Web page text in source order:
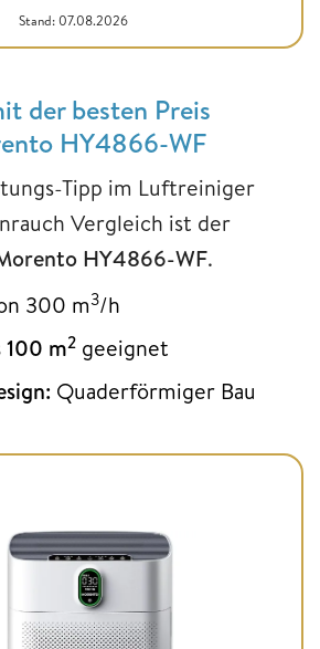
Stand: 07.08.2026
der besten Preis
HY4866-WF
Tipp im Luftreiniger
Vergleich ist der
HY4866-WF.
300 m3/h
100 m2 geeignet
Quaderförmiger Bau